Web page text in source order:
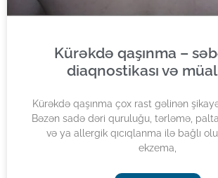
Kürəkdə qaşınma –
diaqnostikası və
Kürəkdə qaşınma çox rast gəlinən
Bəzən sadə dəri quruluğu, tərləmə,
və ya allergik qıcıqlanma ilə bağlı
ekzema,